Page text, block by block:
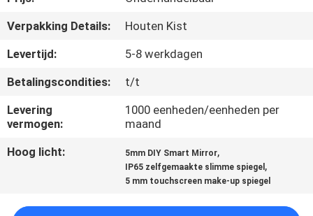
CONTACT
MET
ONS
Verpakking Details:
Houten Kist
Levertijd:
5-8 werkdagen
Betalingscondities:
t/t
Levering
vermogen:
1000 eenheden/eenheden per
maand
Hoog licht:
5mm DIY Smart Mirror,
IP65 zelfgemaakte slimme spiegel ,
5 mm touchscreen make-up spiegel